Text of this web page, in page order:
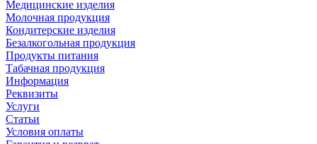
Медицинские изделия
Молочная продукция
Кондитерские изделия
Безалкогольная продукция
Продукты питания
Табачная продукция
Информация
Реквизиты
Услуги
Статьи
Условия оплаты